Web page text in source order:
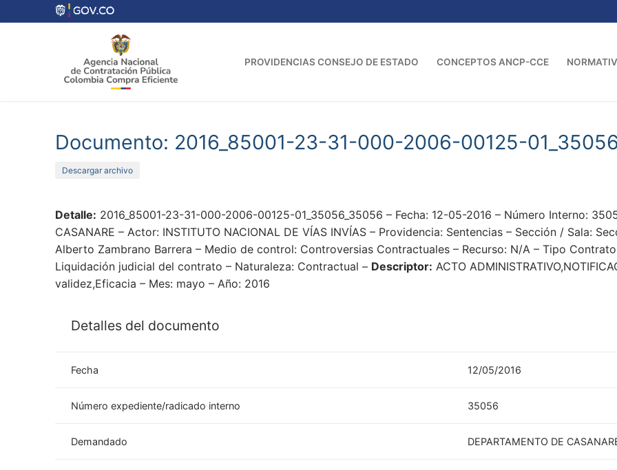
al
PROVIDENCIAS CONSEJO DE ESTADO CONCEPTOS ANCP-CCE
Documento: 2016_85001-23-31-000-2006-00125-
Descargar archivo
Detalle: 2016_85001-23-31-000-2006-00125-01_35056_35056 – Fecha: 12-05-2016 – Número Interno:
CASANARE – Actor: INSTITUTO NACIONAL DE VÍAS INVÍAS – Providencia: Sentencias – Sección / Sala:
Alberto Zambrano Barrera – Medio de control: Controversias Contractuales – Recurso: N/A – Tipo
Liquidación judicial del contrato – Naturaleza: Contractual – Descriptor: ACTO
validez,Eficacia – Mes: mayo – Año: 2016
Detalles del documento
Fecha 12/05/2016
Número expediente/radicado interno 35056
Demandado DEPARTAMENTO DE